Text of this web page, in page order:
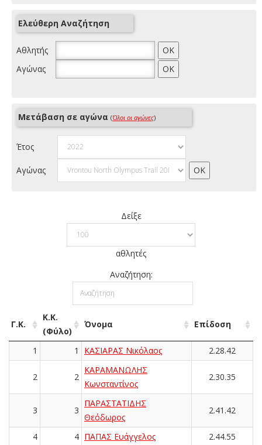
Ελεύθερη Αναζήτηση
Αθλητής
Αγώνας
Μετάβαση σε αγώνα (Όλοι οι αγώνες)
Έτος
Αγώνας
Δείξε
αθλητές
Αναζήτηση:
Γ.Κ.
Κ.Κ.
(Φύλο)
Όνομα Επίδοση
1 1 ΚΑΣΙΑΡΑΣ Νικόλαος 2.28.42
2 2
ΚΑΡΑΜΑΝΩΛΗΣ
Κωνσταντίνος
2.30.35
3 3
ΠΑΡΑΣΤΑΤΙΔΗΣ
Θεόδωρος
2.41.42
4 4 ΠΑΠΑΣ Ευάγγελος
2.44.55